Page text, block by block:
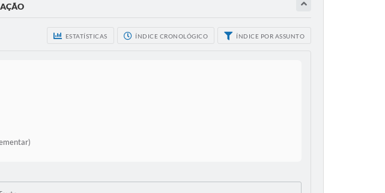
ESTATÍSTICAS ÍNDICE CRONOLÓGICO ÍNDICE POR ASSUNTO